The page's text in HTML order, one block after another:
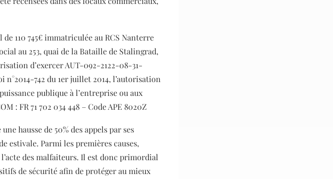
110 745€ immatriculée au RCS Nanterre
au 253, quai de la Bataille de Stalingrad,
d’exercer AUT-092-2122-08-31-
n°2014-742 du 1er juillet 2014, l’autorisation
publique à l’entreprise ou aux
: FR 71 702 034 448 – Code APE 8020Z
hausse de 50% des appels par ses
estivale. Parmi les premières causes,
des malfaiteurs. Il est donc primordial
de sécurité afin de protéger au mieux